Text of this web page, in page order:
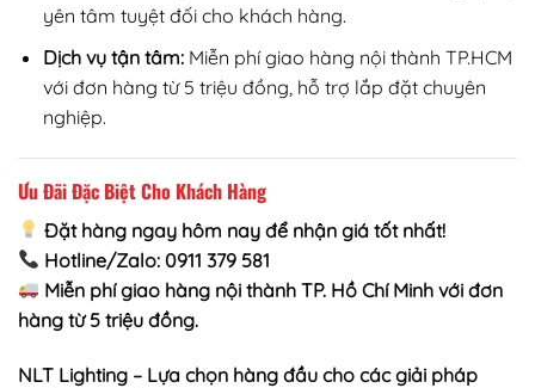
yên tâm tuyệt đối cho khách hàng.
Dịch vụ tận tâm:Miễn phí giao hàng nội thành TP.HCM
với đơn hàng từ 5 triệu đồng, hỗ trợ lắp đặt chuyên
nghiệp.
Ưu Đãi Đặc Biệt Cho Khách Hàng
Đặt hàng ngay hôm nay để nhận giá tốt nhất!
Hotline/Zalo: 0911 379 581
Miễn phí giao hàng nội thành TP. Hồ Chí Minh với đơn
hàng từ 5 triệu đồng.
NLT Lighting – Lựa chọn hàng đầu cho các giải pháp